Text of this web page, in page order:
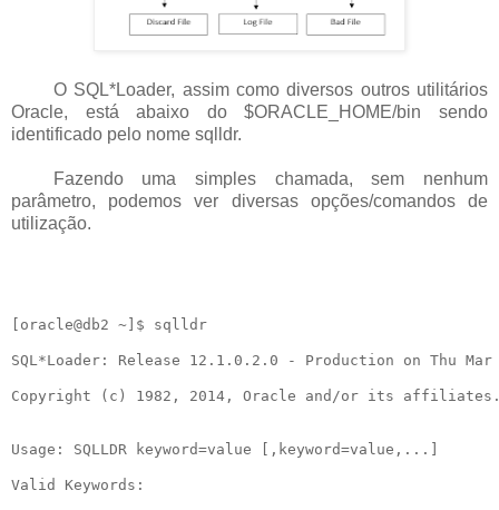
O SQL*Loader, assim como diversos outros utilitários
Oracle, está abaixo do $ORACLE_HOME/bin sendo
identificado pelo nome sqlldr.
Fazendo uma simples chamada, sem nenhum
parâmetro, podemos ver diversas opções/comandos de
utilização.
[oracle@db2 ~]$ sqlldr
SQL*Loader: Release 12.1.0.2.0 - Production on Thu Mar
Copyright (c) 1982, 2014, Oracle and/or its
Usage: SQLLDR keyword=value [,keyword=value,...]
Valid Keywords: